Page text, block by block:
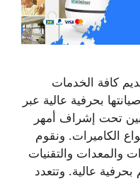
كافة الخدمات
بحرفية عالية عبر
تحت إشراف أمهر
الكاميرات. ونقوم
والمعدات والتقنيات
بحرفية عالية. وتتعدد